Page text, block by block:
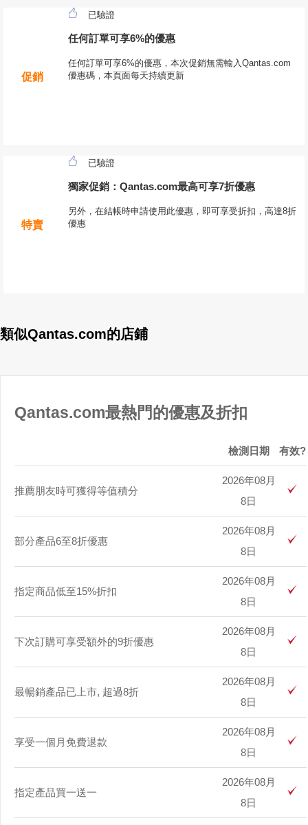
促銷
已驗證
任何訂單可享6%的優惠
任何訂單可享6%的優惠，本次促銷無需輸入Qantas.com
優惠碼，本頁面每天持續更新
特賣
已驗證
獨家促銷：Qantas.com最高可享7折優惠
另外，在結帳時申請使用此優惠，即可享受折扣，高達8折
優惠
類似Qantas.com的店鋪
Qantas.com最熱門的優惠及折扣
檢測日期 有效?
推薦朋友時可獲得等值積分
2026年08月
8日
部分產品6至8折優惠
2026年08月
8日
指定商品低至15%折扣
2026年08月
8日
下次訂購可享受額外的9折優惠
2026年08月
8日
最暢銷產品已上市, 超過8折
2026年08月
8日
享受一個月免費退款
2026年08月
8日
指定產品買一送一
2026年08月
8日